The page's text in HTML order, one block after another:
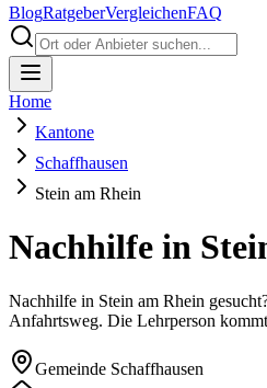
BlogRatgeberVergleichenFAQ
Home
Kantone
Schaffhausen
Stein am Rhein
Nachhilfe in
Nachhilfe in Stein am Rhein
Anfahrtsweg. Die Lehrperson
Gemeinde Schaffhausen